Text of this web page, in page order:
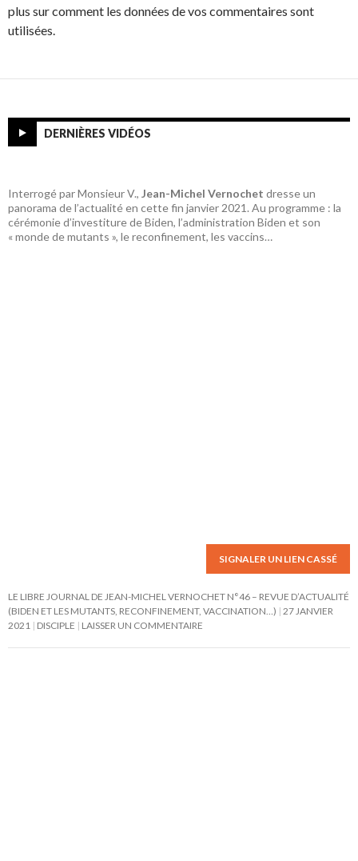
plus sur comment les données de vos commentaires sont
utilisées.
DERNIÈRES VIDÉOS
Interrogé par Monsieur V., Jean-Michel Vernochet dresse un
panorama de l’actualité en cette fin janvier 2021. Au programme : la
cérémonie d’investiture de Biden, l’administration Biden et son
« monde de mutants », le reconfinement, les vaccins…
SIGNALER UN LIEN CASSÉ
LE LIBRE JOURNAL DE JEAN-MICHEL VERNOCHET N°46 – REVUE D’ACTUALITÉ
(BIDEN ET LES MUTANTS, RECONFINEMENT, VACCINATION…) 27 JANVIER
2021 DISCIPLE LAISSER UN COMMENTAIRE